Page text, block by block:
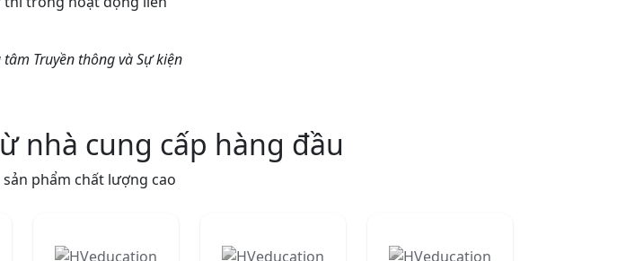
tâm Truyền thông và Sự kiện
nhà cung cấp hàng đầu
phẩm chất lượng cao